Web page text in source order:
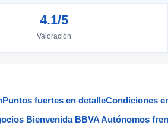
4.1/5
Valoración
Puntos fuertes en detalleCondiciones
Bienvenida BBVA Autónomos